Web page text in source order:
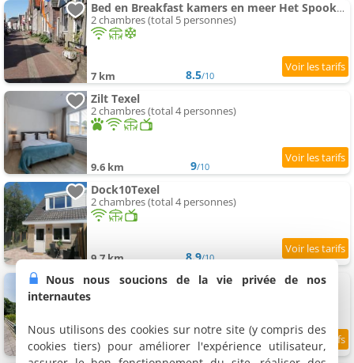
Bed en Breakfast kamers en meer Het Spookhuis
2 chambres (total 5 personnes)
7 km 8.5/10
Zilt Texel
2 chambres (total 4 personnes)
9.6 km 9/10
Dock10Texel
2 chambres (total 4 personnes)
9.7 km 8.9/10
BnB 't Kraaiennest
9.8 km 9.1/10
Nous nous soucions de la vie privée de nos
internautes
Nous utilisons des cookies sur notre site (y compris des
cookies tiers) pour améliorer l'expérience utilisateur,